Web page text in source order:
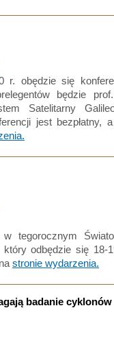
r. obędzie się
będzie
Satelitarny
jest bezpłatny,
tegorocznym
odbędzie się 18-
stronie wydarzenia.
badanie cyklonów